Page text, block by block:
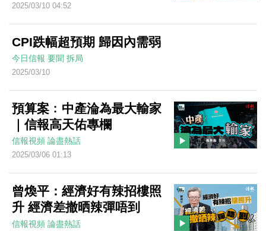
2025/03/10 04:52
CPI跌幅超預期 歸因內需弱
今日信報 要聞 拆局
2025/03/10
預算案﹕中產淪為最大輸家
｜信報高天佑專欄
信報視頻 論盡熱話
2025/03/06 01:13
曾煥平：經濟好有辣招樓照
升 經濟差撤晒辣彈唔到
信報視頻 論盡熱話